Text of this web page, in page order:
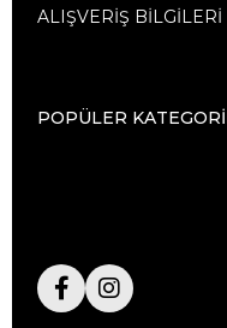
ALIŞVERİŞ BİLGİLERİ
POPÜLER